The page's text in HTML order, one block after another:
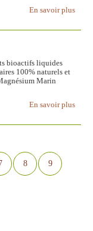
En savoir plus
bioactifs liquides
100% naturels et
Marin
En savoir plus
8 9